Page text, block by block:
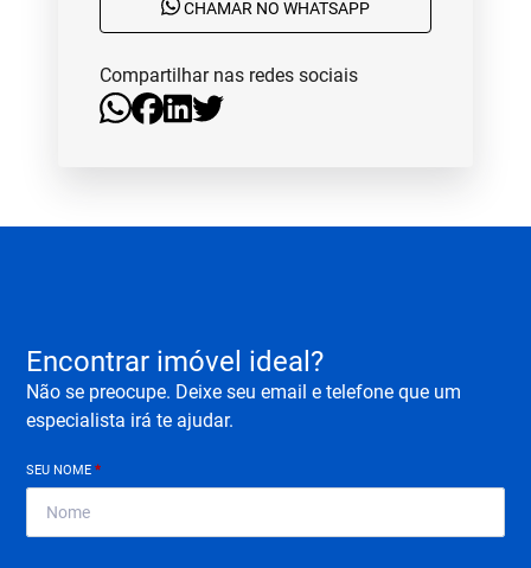
CHAMAR NO WHATSAPP
Compartilhar nas redes sociais
Encontrar imóvel ideal?
Não se preocupe. Deixe seu email e telefone que um
especialista irá te ajudar.
SEU NOME*